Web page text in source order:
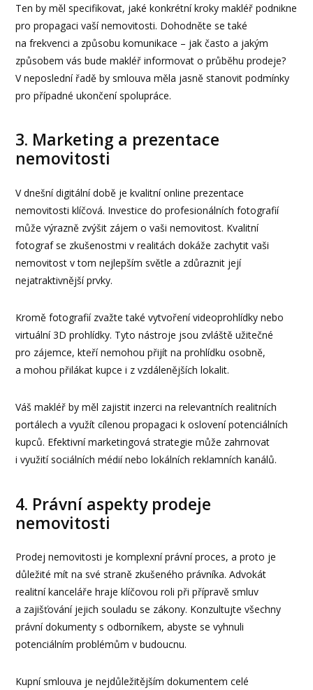
Ten by měl specifikovat, jaké konkrétní kroky makléř podnikne
pro propagaci vaší nemovitosti. Dohodněte se také
na frekvenci a způsobu komunikace – jak často a jakým
způsobem vás bude makléř informovat o průběhu prodeje?
V neposlední řadě by smlouva měla jasně stanovit podmínky
pro případné ukončení spolupráce.
3. Marketing a prezentace
nemovitosti
V dnešní digitální době je kvalitní online prezentace
nemovitosti klíčová. Investice do profesionálních fotografií
může výrazně zvýšit zájem o vaši nemovitost. Kvalitní
fotograf se zkušenostmi v realitách dokáže zachytit vaši
nemovitost v tom nejlepším světle a zdůraznit její
nejatraktivnější prvky.
Kromě fotografií zvažte také vytvoření videoprohlídky nebo
virtuální 3D prohlídky. Tyto nástroje jsou zvláště užitečné
pro zájemce, kteří nemohou přijít na prohlídku osobně,
a mohou přilákat kupce i z vzdálenějších lokalit.
Váš makléř by měl zajistit inzerci na relevantních realitních
portálech a využít cílenou propagaci k oslovení potenciálních
kupců. Efektivní marketingová strategie může zahrnovat
i využití sociálních médií nebo lokálních reklamních kanálů.
4. Právní aspekty prodeje
nemovitosti
Prodej nemovitosti je komplexní právní proces, a proto je
důležité mít na své straně zkušeného právníka. Advokát
realitní kanceláře hraje klíčovou roli při přípravě smluv
a zajišťování jejich souladu se zákony. Konzultujte všechny
právní dokumenty s odborníkem, abyste se vyhnuli
potenciálním problémům v budoucnu.
Kupní smlouva je nejdůležitějším dokumentem celé